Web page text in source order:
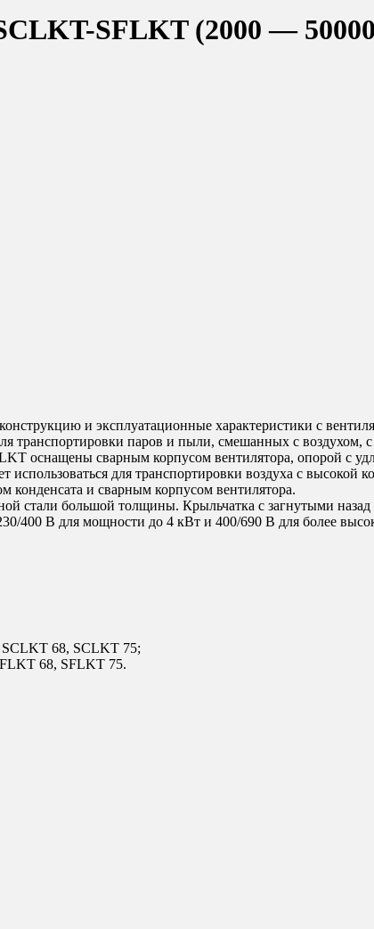
SFLKT (2000 —
и эксплуатационные характеристики с
транспортировки паров и пыли, смешанных с воздухом,
оснащены сварным корпусом вентилятора, опорой с
для транспортировки воздуха с высокой
и сварным корпусом вентилятора.
стали большой толщины. Крыльчатка с загнутыми
400 В для мощности до 4 кВт и 400/690 В для более
68, SCLKT 75;
68, SFLKT 75.